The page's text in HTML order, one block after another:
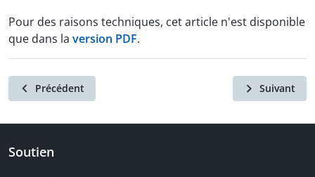
Pour des raisons techniques, cet article n'est disponible
que dans la version PDF.
Précédent Suivant
Soutien